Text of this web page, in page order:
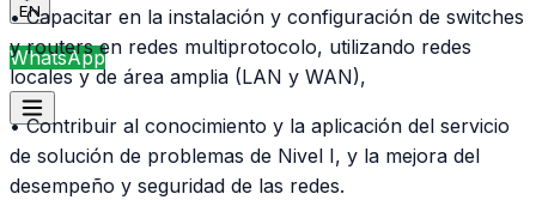
EN
WhatsApp
• Capacitar en la instalación y configuración de switches
y routers en redes multiprotocolo, utilizando redes
locales y de área amplia (LAN y WAN),
• Contribuir al conocimiento y la aplicación del servicio
de solución de problemas de Nivel I, y la mejora del
desempeño y seguridad de las redes.